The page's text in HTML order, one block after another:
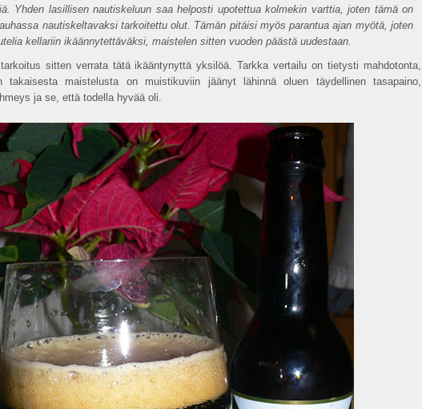
Yhden lasillisen nautiskeluun saa helposti upotettua kolmekin varttia, joten tämä on
nautiskeltavaksi tarkoitettu olut. Tämän pitäisi myös parantua ajan myötä, joten
kellariin ikäännytettäväksi, maistelen sitten vuoden päästä uudestaan.
sitten verrata tätä ikääntynyttä yksilöä. Tarkka vertailu on tietysti mahdotonta,
takaisesta maistelusta on muistikuviin jäänyt lähinnä oluen täydellinen tasapaino,
ja se, että todella hyvää oli.